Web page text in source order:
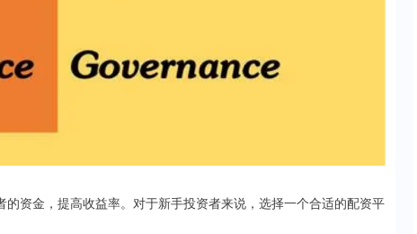
资金，提高收益率。对于新手投资者来说，选择一个合适的配资平